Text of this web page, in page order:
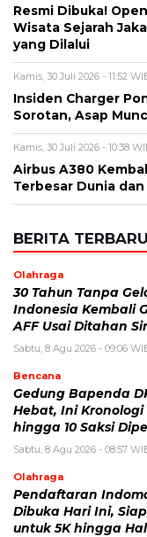
Resmi Dibuka!
Wisata Sejarah
yang Dilalui
Kamis, 30 Juli 2026 - 11:52
Insiden Charger
Sorotan, Asap
Kamis, 30 Juli 2026 - 10:38
Airbus A380
Terbesar Dunia
BERITA TERBARU
Olahraga
30 Tahun Tanpa
Indonesia Kembali
AFF Usai Ditahan
Sabtu, 8 Agu 2026 - 09:06
Bencana
Gedung Bapenda
Hebat, Ini
hingga 10 Saksi
Sabtu, 8 Agu 2026 - 08:57
Olahraga
Pendaftaran
Dibuka Hari Ini,
untuk 5K hingga